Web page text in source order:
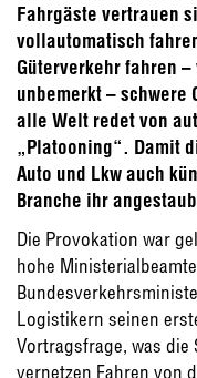
Fahrgäste vertrauen
vollautomatisch
Güterverkehr fahren
unbemerkt – schwere
alle Welt redet von
„Platooning“. Damit
Auto und Lkw auch
Branche ihr
Die Provokation war
hohe
Logistikern seinen
Vortragsfrage, was
vernetzen Fahren von